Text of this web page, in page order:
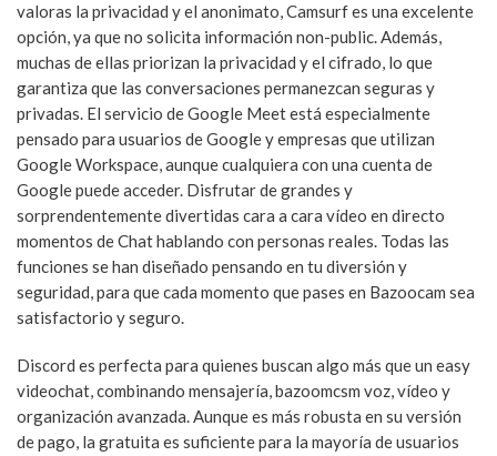
valoras la privacidad y el anonimato, Camsurf es una excelente
opción, ya que no solicita información non-public. Además,
muchas de ellas priorizan la privacidad y el cifrado, lo que
garantiza que las conversaciones permanezcan seguras y
privadas. El servicio de Google Meet está especialmente
pensado para usuarios de Google y empresas que utilizan
Google Workspace, aunque cualquiera con una cuenta de
Google puede acceder. Disfrutar de grandes y
sorprendentemente divertidas cara a cara vídeo en directo
momentos de Chat hablando con personas reales. Todas las
funciones se han diseñado pensando en tu diversión y
seguridad, para que cada momento que pases en Bazoocam sea
satisfactorio y seguro.
Discord es perfecta para quienes buscan algo más que un easy
videochat, combinando mensajería, bazoomcsm voz, vídeo y
organización avanzada. Aunque es más robusta en su versión
de pago, la gratuita es suficiente para la mayoría de usuarios